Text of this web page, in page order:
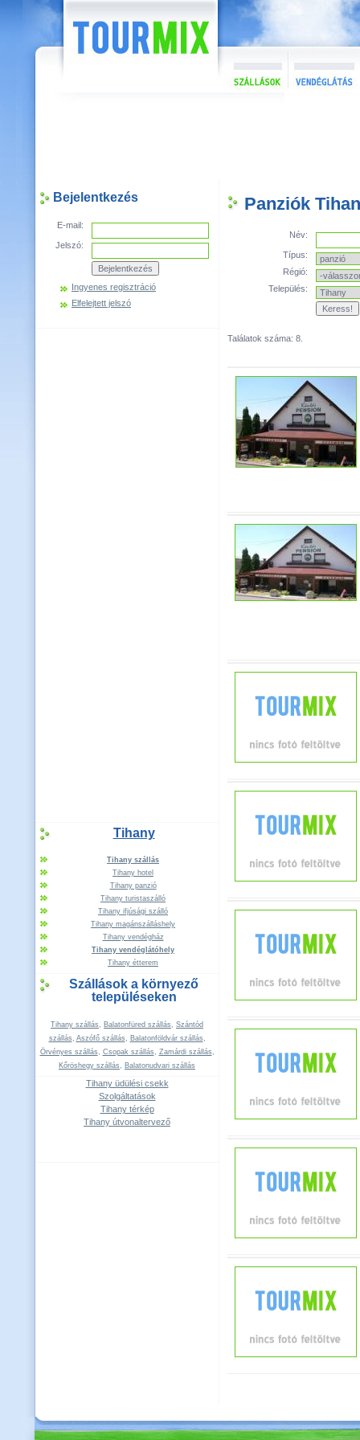
Bejelentkezés
E-mail:
Jelszó:
Ingyenes regisztráció
Elfelejtett jelszó
Tihany
Tihany szállás
Tihany hotel
Tihany panzió
Tihany turistaszálló
Tihany ifjúsági szálló
Tihany magánszálláshely
Tihany vendégház
Tihany vendéglátóhely
Tihany étterem
Szállások a környező
településeken
Tihany szállás, Balatonfüred szállás, Szántód
szállás, Aszófő szállás, Balatonföldvár szállás,
Örvényes szállás, Csopak szállás, Zamárdi szállás,
Kőröshegy szállás, Balatonudvari szállás
Tihany üdülési csekk
Szolgáltatások
Tihany térkép
Tihany útvonaltervező
Panziók
Név:
Típus:
Régió:
Település:
Találatok száma: 8.